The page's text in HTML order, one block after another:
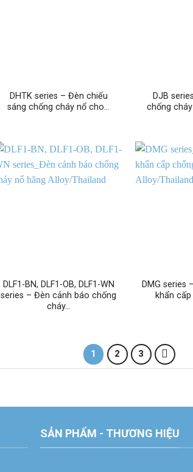
DHTK series – Đèn chiếu
sáng chống cháy nổ cho…
DJB
chống
DLF1-BN, DLF1-OB, DLF1-WN
series – Đèn cảnh báo chống
cháy…
DMG series
khẩn
1 2 3
SẢN PHẨM - THƯƠNG HIỆU